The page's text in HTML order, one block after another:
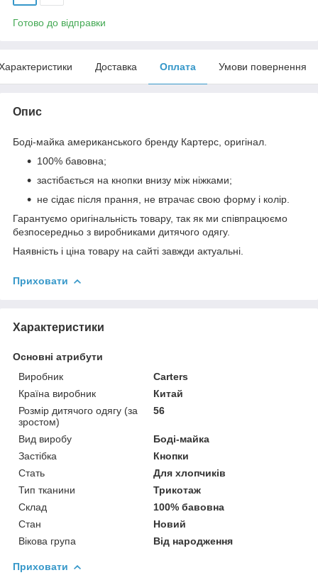
Готово до відправки
Доставка Оплата Умови повернення
Опис
Боді-майка американського бренду Картерс , оригінал.
100% бавовна;
застібається на кнопки внизу між ніжками;
не сідає після прання, не втрачає свою форму і колір.
Гарантуємо оригінальність товару, так як ми співпрацюємо
безпосередньо з виробниками дитячого одягу.
Наявність і ціна товару на сайті завжди актуальні.
Приховати
Характеристики
Основні атрибути
Виробник
Carters
Країна виробник
Китай
Розмір дитячого одягу (за
зростом)
56
Вид виробу
Боді-майка
Застібка
Кнопки
Стать
Для хлопчиків
Тип тканини
Трикотаж
Склад
100% бавовна
Стан
Новий
Вікова група
Від народження
Приховати